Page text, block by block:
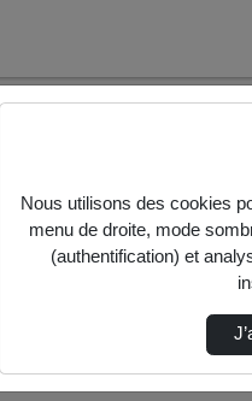
Nous utilisons des cookies
menu de droite, mode
(authentification) et